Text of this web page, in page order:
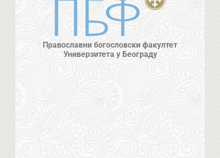
Православни богословски факултет
Универзитета у Београду